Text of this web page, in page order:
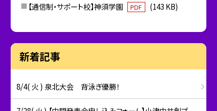
【通信制・サポート校】神須学園
PDF (143 KB)
新着記事
8/4( 火 ) 泉北大会 背泳ぎ優勝！